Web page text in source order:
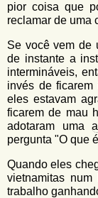
pior coisa que
reclamar de uma
Se você vem de
de instante a
intermináveis,
invés de
eles estavam
ficarem de mau
adotaram uma
pergunta "O que
Quando eles
vietnamitas
trabalho